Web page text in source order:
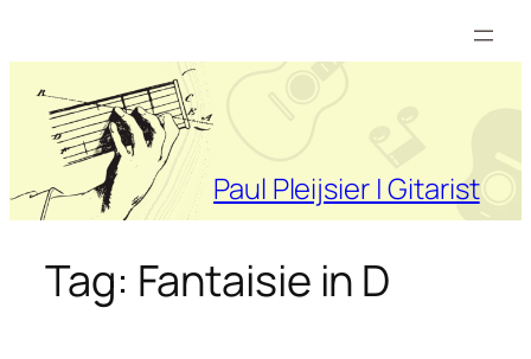
inhoud
Paul Pleijsier | Gitarist
Tag: Fantaisie in D